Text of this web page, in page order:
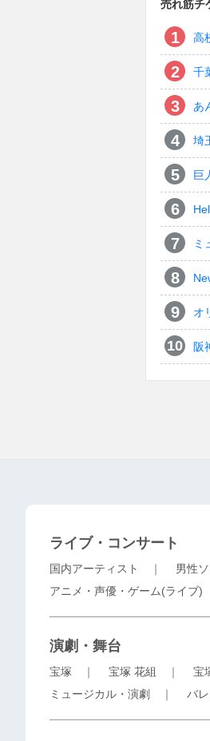
売れ筋チ
高
千
あ
埼
巨
ミ
オ
阪
ライブ・コンサート
国内アーティスト ｜ 男性
アニメ・声優・ゲーム(ライブ)
演劇・舞台
宝塚 ｜ 宝塚 花組 ｜ 宝
ミュージカル・演劇
｜ バ